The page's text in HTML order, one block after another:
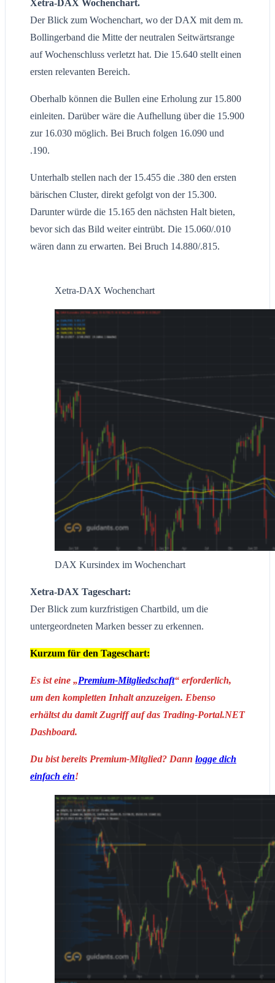
Xetra-DAX Wochenchart.
Der Blick zum Wochenchart, wo der DAX mit dem m.
Bollingerband die Mitte der neutralen Seitwärtsrange
auf Wochenschluss verletzt hat. Die 15.640 stellt einen
ersten relevanten Bereich.
Oberhalb können die Bullen eine Erholung zur 15.800
einleiten. Darüber wäre die Aufhellung über die 15.900
zur 16.030 möglich. Bei Bruch folgen 16.090 und
.190.
Unterhalb stellen nach der 15.455 die .380 den ersten
bärischen Cluster, direkt gefolgt von der 15.300.
Darunter würde die 15.165 den nächsten Halt bieten,
bevor sich das Bild weiter eintrübt. Die 15.060/.010
wären dann zu erwarten. Bei Bruch 14.880/.815.
Xetra-DAX Wochenchart
DAX Kursindex im Wochenchart
Xetra-DAX Tageschart:
Der Blick zum kurzfristigen Chartbild, um die
untergeordneten Marken besser zu erkennen.
Kurzum für den Tageschart:
Es ist eine „Premium-Mitgliedschaft“ erforderlich,
um den kompletten Inhalt anzuzeigen. Ebenso
erhältst du damit Zugriff auf das Trading-Portal.NET
Dashboard.
Du bist bereits Premium-Mitglied? Dann logge dich
einfach ein!